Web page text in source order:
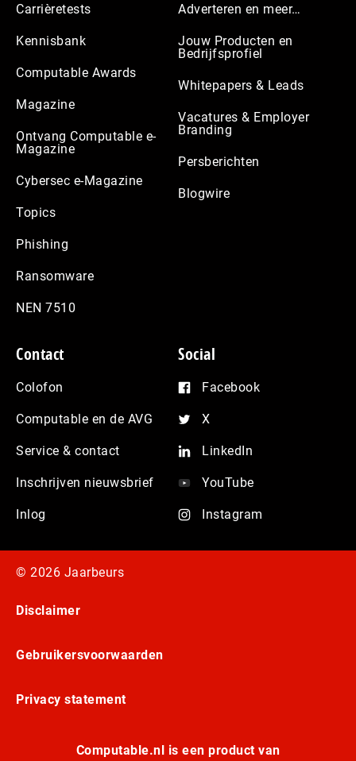
Carrièretests
Kennisbank
Computable Awards
Magazine
Ontvang Computable e-
Magazine
Cybersec e-Magazine
Topics
Phishing
Ransomware
NEN 7510
Adverteren en meer…
Jouw Producten en
Bedrijfsprofiel
Whitepapers & Leads
Vacatures & Employer
Branding
Persberichten
Blogwire
Contact
Colofon
Computable en de AVG
Service & contact
Inschrijven nieuwsbrief
Inlog
Social
Facebook
X
LinkedIn
YouTube
Instagram
© 2026 Jaarbeurs
Disclaimer
Gebruikersvoorwaarden
Privacy statement
Computable.nl is een product van